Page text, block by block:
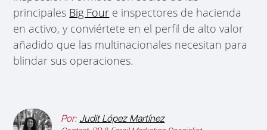
principales Big Four e inspectores de hacienda
en activo, y conviértete en el perfil de alto valor
añadido que las multinacionales necesitan para
blindar sus operaciones.
Por: Judit López Martínez